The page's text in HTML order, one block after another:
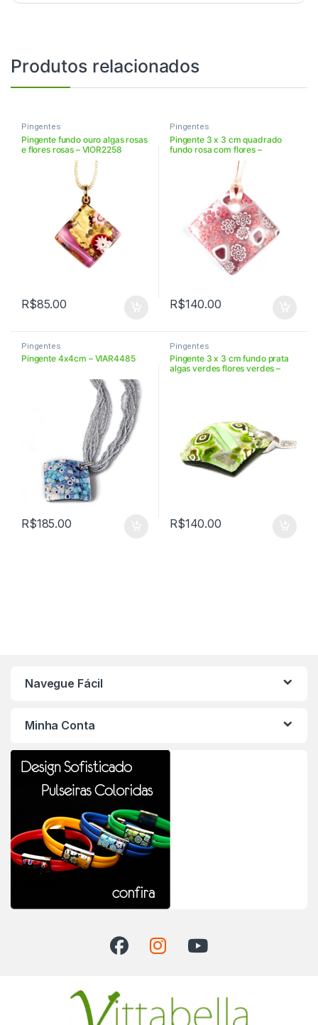
Produtos relacionados
Pingentes
Pingente fundo ouro algas rosas
e flores rosas – VIOR2258
R$85.00
Pingentes
Pingente 3 x 3 cm quadrado
fundo rosa com flores –
R$140.00
Pingentes
Pingente 4x4cm – VIAR4485
R$185.00
Pingentes
Pingente 3 x 3 cm fundo prata
algas verdes flores verdes –
R$140.00
Navegue Fácil
Minha Conta